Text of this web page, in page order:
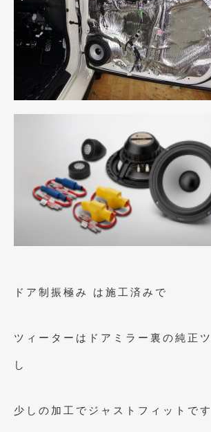
2020年8月(4)
2020年7月(3)
2020年6月(2)
2020年5月(4)
2020年3月(4)
2020年2月 (12)
2020年1月(6)
2019年12月
2019年10月(7)
2019年8月 (10)
ドア制振極み は施工済みで
ツィーターはドアミラー裏の純正
し
少しの加工でジャストフィットです